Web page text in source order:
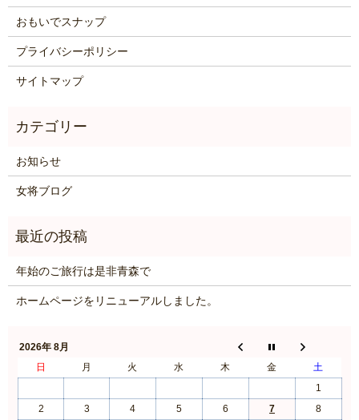
おもいでスナップ
プライバシーポリシー
サイトマップ
お知らせ
女将ブログ
年始のご旅行は是非青森で
ホームページをリニューアルしました。
2026年 8月
日
月 火 水 木 金
土
1
2
3 4 5 6 7
8